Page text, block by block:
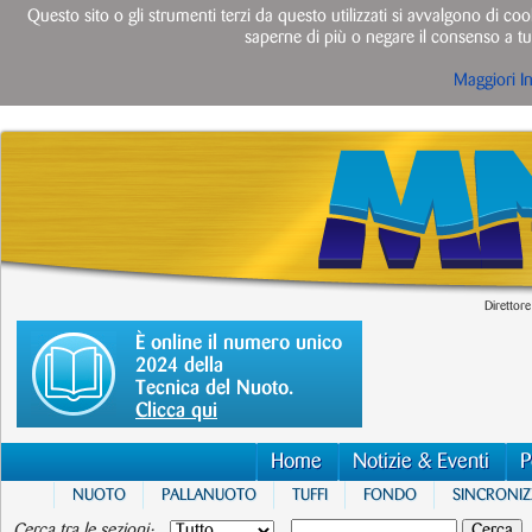
È online il numero unico
2024 della
Tecnica del Nuoto.
Clicca qui
Home Notizie & Eventi
NUOTO PALLANUOTO TUFFI FONDO
Questo sito o gli strumenti terzi da questo utilizzati si avvalgono di
saperne di più o negare il consenso a
Maggiori